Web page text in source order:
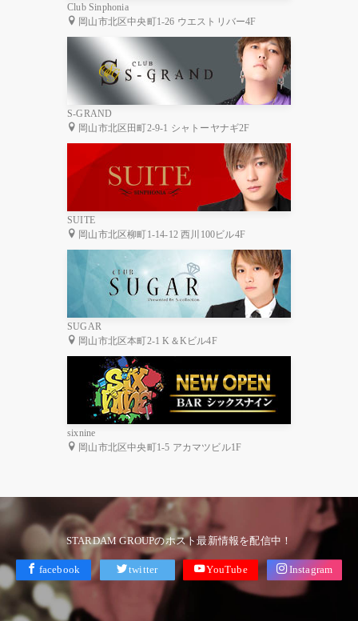
Club Sinphonia
岡山市北区中央町1-26 ウエストリバー4F
S-GRAND
岡山市北区田町2-9-1 シャトーヤナギ2F
SUITE
岡山市北区柳町1-14-12 西川100ビル4F
SUGAR
岡山市北区本町2-1 K＆Kビル4F
sixnine
岡山市北区中央町1-5 アカマツビル1F
STARDAM GROUPのホスト最新情報を配信中！
facebook twitter YouTube Instagram